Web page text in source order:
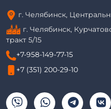
г. Челябинск,
г. Челябинск,
тракт 5/15
+7-958-149-77-15
+7 (351) 200-29-10